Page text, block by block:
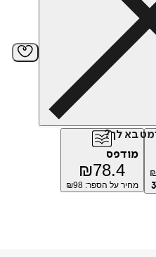
בא לך?
מודפס
₪78.4
מחיר על הספר: ₪98